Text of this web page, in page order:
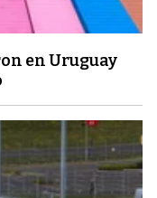
en Uruguay